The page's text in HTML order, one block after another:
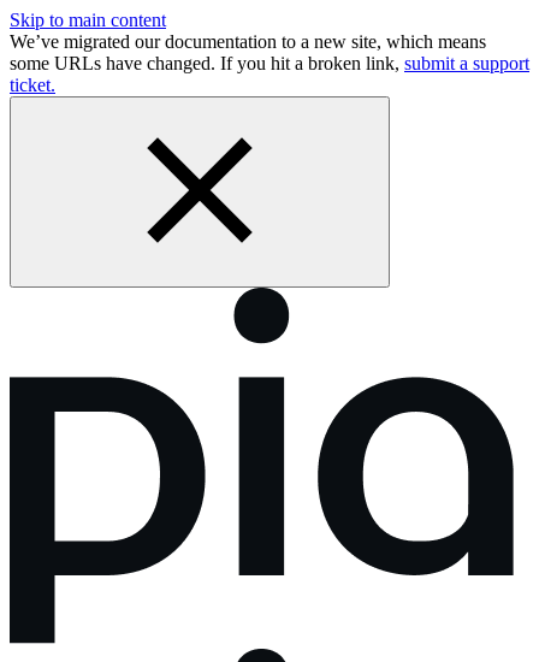
Skip to main content
We’ve migrated our documentation to a new site, which means
some URLs have changed. If you hit a broken link, submit a support
ticket.